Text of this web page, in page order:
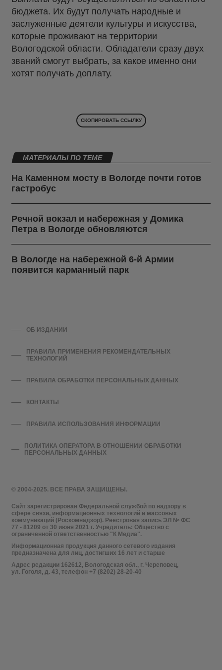
бюджета. Их будут получать народные и
заслуженные деятели культуры и искусства,
которые проживают на территории
Вологодской области. Обладатели сразу двух
званий смогут выбрать, за какое именно они
хотят получать доплату.
СКОПИРОВАТЬ ССЫЛКУ
МАТЕРИАЛЫ ПО ТЕМЕ
На Каменном мосту в Вологде почти готов
гастробус
Речной вокзал и набережная у Домика
Петра в Вологде обновляются
В Вологде на набережной 6-й Армии
появится карманный парк
© 2004-2025. ВСЕ ПРАВА ЗАЩИЩЕНЫ.
Сайт зарегистрирован Федеральной службой по надзору в
сфере связи, информационных технологий и массовых
коммуникаций (Роскомнадзор). Реестровая запись ЭЛ № ФС
77 - 81209 от 30 июня 2021 г. Учредитель: Общество с
ограниченной ответственностью "К Медиа".
Информационная продукция данного сетевого издания
предназначена для лиц, достигших 16 лет и старше
Адрес редакции 162612, Вологодская обл., г. Череповец,
ул. Гоголя, д. 43, телефон +7 (8202) 28-20-40
ОБ ИЗДАНИИ
ПРАВИЛА ПРИМЕНЕНИЯ РЕКОМЕНДАТЕЛЬНЫХ
ТЕХНОЛОГИЙ
ПРАВИЛА ОБРАБОТКИ ПЕРСОНАЛЬНЫХ ДАННЫХ
КОНТАКТЫ
ПРАВИЛА ИСПОЛЬЗОВАНИЯ ИНФОРМАЦИИ
ПОЛИТИКА ОПЕРАТОРА В ОТНОШЕНИИ ОБРАБОТКИ
ПЕРСОНАЛЬНЫХ ДАННЫХ